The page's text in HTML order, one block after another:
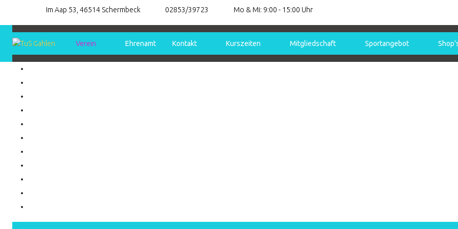
Im Aap 53, 46514 Schermbeck 02853/39723 Mo & Mi: 9:00 - 15:00 Uhr
Verein Ehrenamt Kontakt Kurszeiten Mitgliedschaft Sportangebot